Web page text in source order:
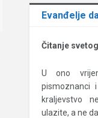
Evanđelje
Čitanje
U ono
pismoznanci
kraljevstvo
ulazite, a ne